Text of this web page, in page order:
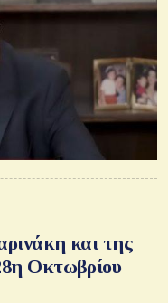
και της
Οκτωβρίου